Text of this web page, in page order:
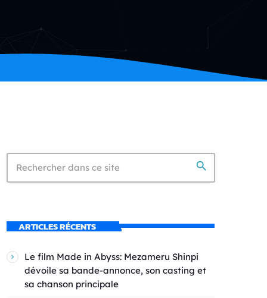
search
ARTICLES RÉCENTS
Le film Made in Abyss: Mezameru Shinpi
dévoile sa bande-annonce, son casting et
sa chanson principale